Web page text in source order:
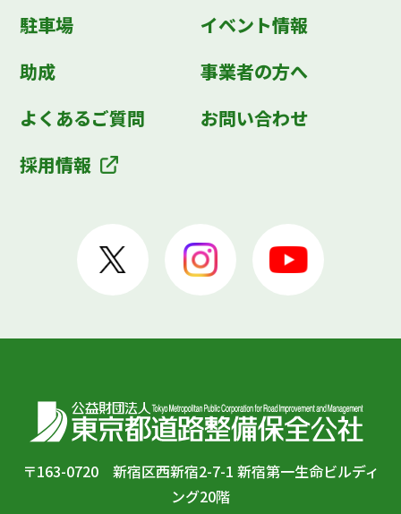
駐車場
イベント情報
助成
事業者の方へ
よくあるご質問
お問い合わせ
採用情報
〒163-0720 新宿区西新宿2-7-1 新宿第一生命ビルディ
ング20階